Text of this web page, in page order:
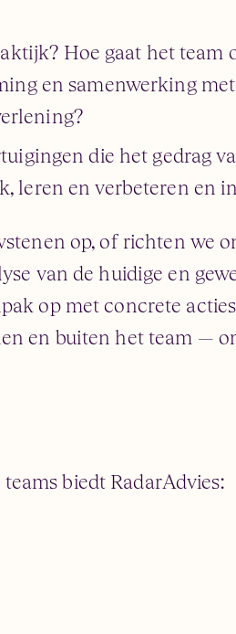
Hoe gaat het team
en samenwerking
die het gedrag
leren en verbeteren en
op, of richten we
van de huidige en
op met concrete
en buiten het team —
biedt RadarAdvies: